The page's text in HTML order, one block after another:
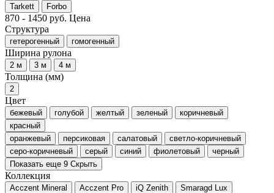
Tarkett Forbo
870 - 1450 руб. Цена
Структура
гетерогенный гомогенный
Ширина рулона
2 м 3 м 4 м
Толщина (мм)
2
Цвет
бежевый голубой желтый зеленый
коричневый
красный
оранжевый
персиковая салатовый
светло-коричневый
серо-коричневый
серый синий фиолетовый
черный
Показать еще 9 Скрыть
Коллекция
Acczent Mineral Acczent Pro iQ Zenith Smaragd Lux